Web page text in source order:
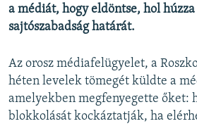
a médiát, hogy eldöntse, hol húzza
sajtószabadság határát.
Az orosz médiafelügyelet, a
héten levelek tömegét küldte a
amelyekben megfenyegette őket:
blokkolását kockáztatják, ha